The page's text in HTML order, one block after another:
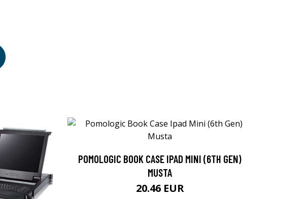
POMOLOGIC BOOK CASE IPAD MINI (6TH GEN)
MUSTA
20.46 EUR